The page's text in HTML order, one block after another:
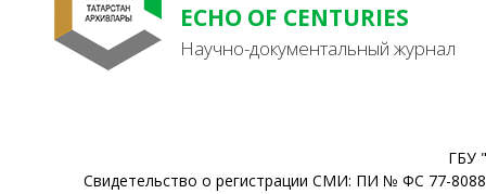
ECHO OF CENTURIES
Научно-документальный журнал
ГБУ
Свидетельство о регистрации СМИ: ПИ № ФС 77-